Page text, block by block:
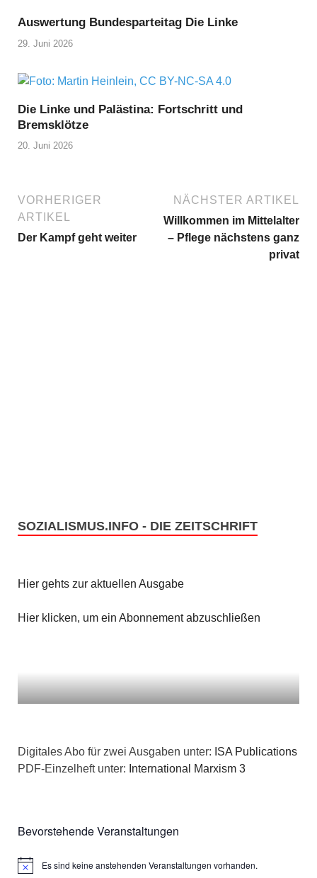
Auswertung Bundesparteitag Die Linke
29. Juni 2026
Die Linke und Palästina: Fortschritt und
Bremsklötze
20. Juni 2026
VORHERIGER
ARTIKEL
Der Kampf geht weiter
NÄCHSTER ARTIKEL
Willkommen im Mittelalter
– Pflege nächstens ganz
privat
SOZIALISMUS.INFO - DIE ZEITSCHRIFT
Hier gehts zur aktuellen Ausgabe
Hier klicken, um ein Abonnement abzuschließen
Digitales Abo für zwei Ausgaben unter: ISA Publications
PDF-Einzelheft unter: International Marxism 3
Bevorstehende Veranstaltungen
HinweisEs sind keine anstehenden Veranstaltungen vorhanden.